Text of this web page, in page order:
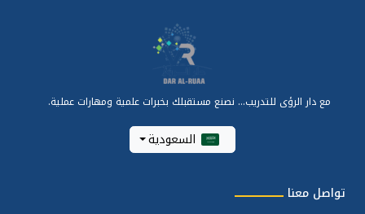
مع دار الرؤى للتدريب... نصنع مستقبلك بخبرات علمية ومهارات عملية.
السعودية
تواصل معنا